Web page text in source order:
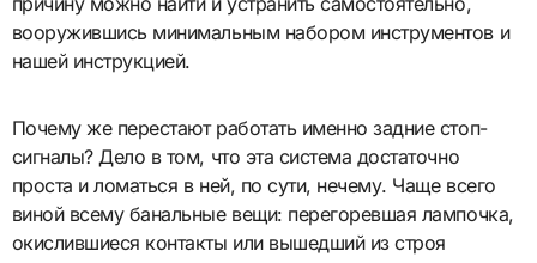
вооружившись минимальным набором инструментов и
нашей инструкцией.
Почему же перестают работать именно задние стоп-
сигналы? Дело в том, что эта система достаточно
проста и ломаться в ней, по сути, нечему. Чаще всего
виной всему банальные вещи: перегоревшая лампочка,
окислившиеся контакты или вышедший из строя